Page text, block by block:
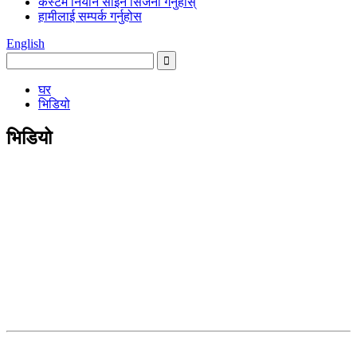
हामीलाई सम्पर्क गर्नुहोस
English
घर
भिडियो
भिडियो